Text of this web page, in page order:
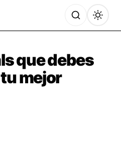
que debes
mejor